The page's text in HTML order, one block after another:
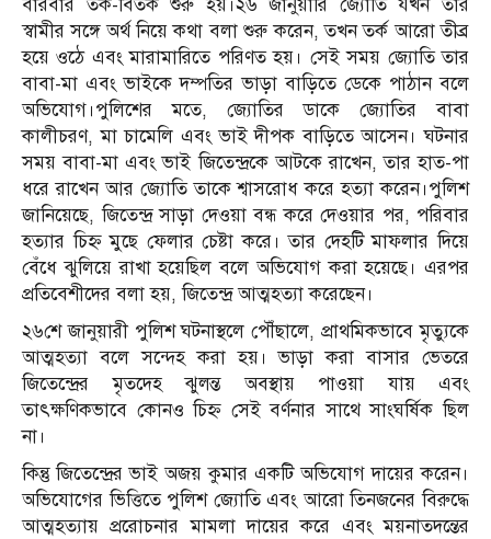
বারবার তর্ক-বিতর্ক শুরু হয়।২৬ জানুয়ারি জ্যোতি যখন তার
স্বামীর সঙ্গে অর্থ নিয়ে কথা বলা শুরু করেন, তখন তর্ক আরো তীব্র
হয়ে ওঠে এবং মারামারিতে পরিণত হয়। সেই সময় জ্যোতি তার
বাবা-মা এবং ভাইকে দম্পতির ভাড়া বাড়িতে ডেকে পাঠান বলে
অভিযোগ।পুলিশের মতে, জ্যোতির ডাকে জ্যোতির বাবা
কালীচরণ, মা চামেলি এবং ভাই দীপক বাড়িতে আসেন। ঘটনার
সময় বাবা-মা এবং ভাই জিতেন্দ্রকে আটকে রাখেন, তার হাত-পা
ধরে রাখেন আর জ্যোতি তাকে শ্বাসরোধ করে হত্যা করেন।পুলিশ
জানিয়েছে, জিতেন্দ্র সাড়া দেওয়া বন্ধ করে দেওয়ার পর, পরিবার
হত্যার চিহ্ন মুছে ফেলার চেষ্টা করে। তার দেহটি মাফলার দিয়ে
বেঁধে ঝুলিয়ে রাখা হয়েছিল বলে অভিযোগ করা হয়েছে। এরপর
প্রতিবেশীদের বলা হয়, জিতেন্দ্র আত্মহত্যা করেছেন।
২৬শে জানুয়ারী পুলিশ ঘটনাস্থলে পৌঁছালে, প্রাথমিকভাবে মৃত্যুকে
আত্মহত্যা বলে সন্দেহ করা হয়। ভাড়া করা বাসার ভেতরে
জিতেন্দ্রের মৃতদেহ ঝুলন্ত অবস্থায় পাওয়া যায় এবং
তাৎক্ষণিকভাবে কোনও চিহ্ন সেই বর্ণনার সাথে সাংঘর্ষিক ছিল
না।
কিন্তু জিতেন্দ্রের ভাই অজয় কুমার একটি অভিযোগ দায়ের করেন।
অভিযোগের ভিত্তিতে পুলিশ জ্যোতি এবং আরো তিনজনের বিরুদ্ধে
আত্মহত্যায় প্ররোচনার মামলা দায়ের করে এবং ময়নাতদন্তের